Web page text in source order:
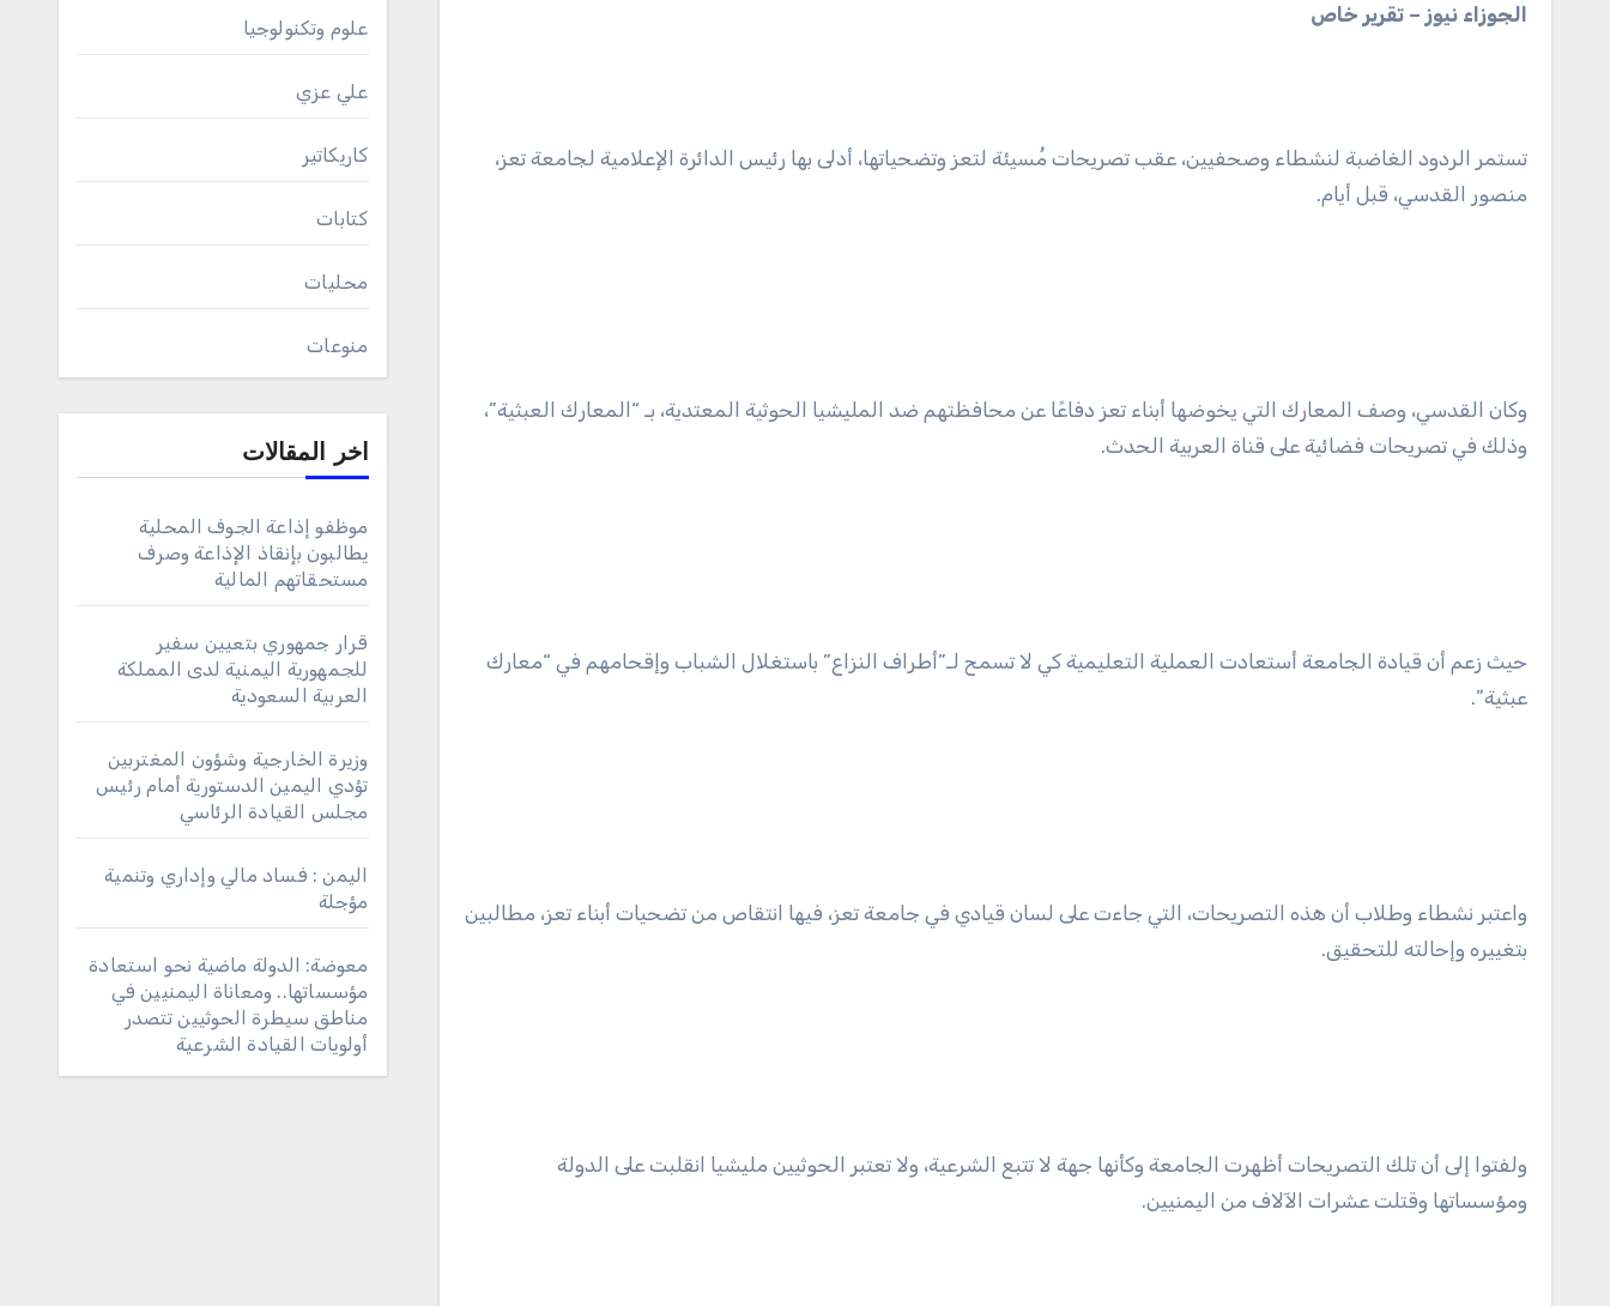
الجوزاء نيوز – تقرير خاص
تستمر الردود الغاضبة لنشطاء وصحفيين، عقب تصريحات مُسيئة لتعز وتضحياتها، أدلى بها رئيس الدائرة الإعلامية لجامعة تعز،
منصور القدسي، قبل أيام.
وكان القدسي، وصف المعارك التي يخوضها أبناء تعز دفاعًا عن محافظتهم ضد المليشيا الحوثية المعتدية، بـ “المعارك العبثية”،
وذلك في تصريحات فضائية على قناة العربية الحدث.
حيث زعم أن قيادة الجامعة أستعادت العملية التعليمية كي لا تسمح لـ”أطراف النزاع” باستغلال الشباب وإقحامهم في “معارك
عبثية”.
واعتبر نشطاء وطلاب أن هذه التصريحات، التي جاءت على لسان قيادي في جامعة تعز، فيها انتقاص من تضحيات أبناء تعز، مطالبين
بتغييره وإحالته للتحقيق.
ولفتوا إلى أن تلك التصريحات أظهرت الجامعة وكأنها جهة لا تتبع الشرعية، ولا تعتبر الحوثيين مليشيا انقلبت على الدولة
ومؤسساتها وقتلت عشرات الآلاف من اليمنيين.
علوم وتكنولوجيا
علي عزي
كاريكاتير
كتابات
محليات
منوعات
اخر المقالات
موظفو إذاعة الجوف المحلية
يطالبون بإنقاذ الإذاعة وصرف
مستحقاتهم المالية
قرار جمهوري بتعيين سفير
للجمهورية اليمنية لدى المملكة
العربية السعودية
وزيرة الخارجية وشؤون المغتربين
تؤدي اليمين الدستورية أمام رئيس
مجلس القيادة الرئاسي
اليمن : فساد مالي وإداري وتنمية
مؤجلة
معوضة: الدولة ماضية نحو استعادة
مؤسساتها.. ومعاناة اليمنيين في
مناطق سيطرة الحوثيين تتصدر
أولويات القيادة الشرعية